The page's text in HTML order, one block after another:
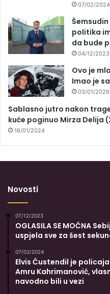
07/02/2024
politika
da bude
04/12/2023
Ovo je
Imao je
03/01/2026
Sablasno jutro nakon
kuće poginuo Mirza Delija
16/01/2024
Novosti
07/12/2023
OGLASILA SE MOĆNA
uspjela sve za šest
07/02/2024
Elvis Ćustendil je
Amru Kahrimanović,
navodno bili u vezi